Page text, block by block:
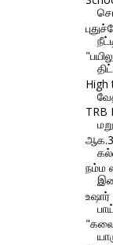
High
TRB
நம்ம